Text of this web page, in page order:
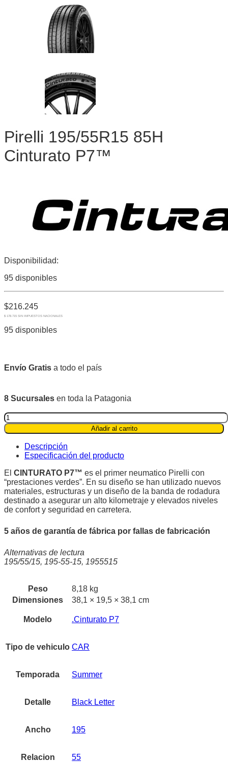
Pirelli 195/55R15 85H
Cinturato P7™
Disponibilidad:
95 disponibles
$216.245
$ 178.715 SIN IMPUESTOS NACIONALES
95 disponibles
Envío Gratis a todo el país
8 Sucursales en toda la Patagonia
Pirelli
195/55R15
85H
Cinturato
P7™
quantity
Añadir al carrito
Descripción
Especificación del producto
El CINTURATO P7™ es el primer neumatico Pirelli con
“prestaciones verdes”. En su diseño se han utilizado nuevos
materiales, estructuras y un diseño de la banda de rodadura
destinado a asegurar un alto kilometraje y elevados niveles
de confort y seguridad en carretera.
5 años de garantía de fábrica por fallas de fabricación
Alternativas de lectura
195/55/15, 195-55-15, 1955515
Peso
8,18 kg
Dimensiones
38,1 × 19,5 × 38,1 cm
Modelo .Cinturato P7
Tipo de vehiculo CAR
Temporada Summer
Detalle Black Letter
Ancho 195
Relacion 55